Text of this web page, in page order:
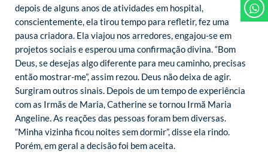
depois de alguns anos de atividades em hospital,
conscientemente, ela tirou tempo para refletir, fez uma
pausa criadora. Ela viajou nos arredores, engajou-se em
projetos sociais e esperou uma confirmação divina. “Bom
Deus, se desejas algo diferente para meu caminho, precisas
então mostrar-me”, assim rezou. Deus não deixa de agir.
Surgiram outros sinais. Depois de um tempo de experiência
com as Irmãs de Maria, Catherine se tornou Irmã Maria
Angeline. As reações das pessoas foram bem diversas.
“Minha vizinha ficou noites sem dormir”, disse ela rindo.
Porém, em geral a decisão foi bem aceita.